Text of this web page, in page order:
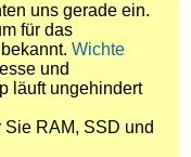
uns gerade ein.
für das
Wichte
und
läuft ungehindert
Sie RAM, SSD und